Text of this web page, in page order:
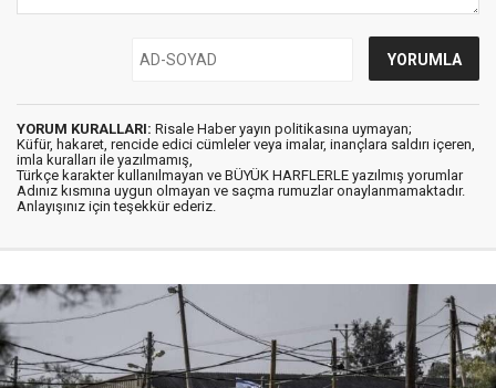
YORUM KURALLARI: Risale Haber yayın politikasına uymayan;
Küfür, hakaret, rencide edici cümleler veya imalar, inançlara saldırı içeren,
imla kuralları ile yazılmamış,
Türkçe karakter kullanılmayan ve BÜYÜK HARFLERLE yazılmış yorumlar
Adınız kısmına uygun olmayan ve saçma rumuzlar onaylanmamaktadır.
Anlayışınız için teşekkür ederiz.